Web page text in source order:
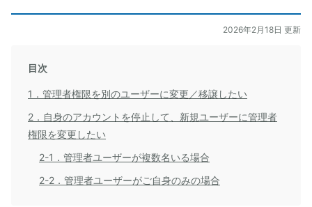
2026年2月18日 更新
目次
1．管理者権限を別のユーザーに変更／移譲したい
2．自身のアカウントを停止して、新規ユーザーに管理者
権限を変更したい
2-1．管理者ユーザーが複数名いる場合
2-2．管理者ユーザーがご自身のみの場合